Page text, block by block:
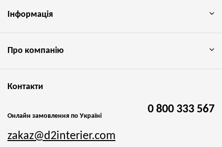
Інформація
Про компанію
Контакти
Онлайн замовлення по Україні
0 800 333 567
zakaz@d2interier.com